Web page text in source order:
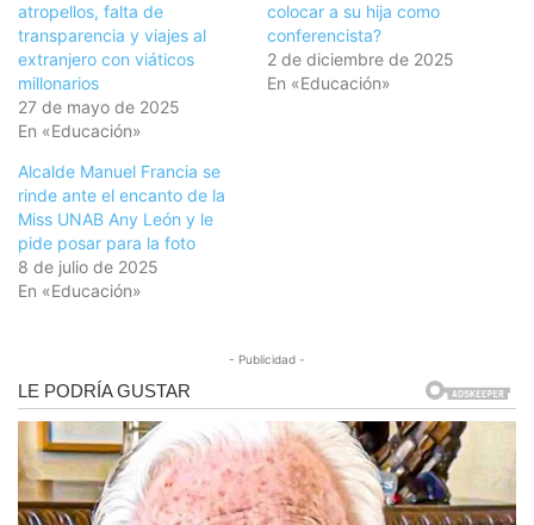
atropellos, falta de
transparencia y viajes al
extranjero con viáticos
millonarios
27 de mayo de 2025
En «Educación»
colocar a su hija como
conferencista?
2 de diciembre de 2025
En «Educación»
Alcalde Manuel Francia se
rinde ante el encanto de la
Miss UNAB Any León y le
pide posar para la foto
8 de julio de 2025
En «Educación»
- Publicidad -